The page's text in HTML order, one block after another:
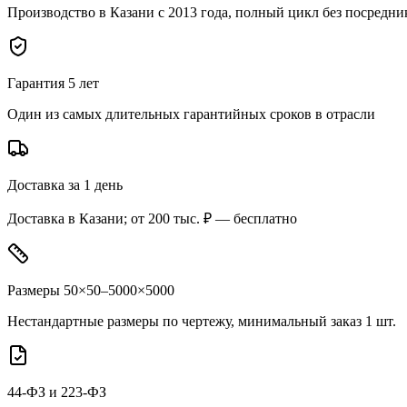
Производство в Казани с 2013 года, полный цикл без
Гарантия 5 лет
Один из самых длительных гарантийных сроков в отрасли
Доставка за 1 день
Доставка в Казани; от 200 тыс. ₽ — бесплатно
Размеры 50×50–5000×5000
Нестандартные размеры по чертежу, минимальный заказ 1 шт.
44-ФЗ и 223-ФЗ